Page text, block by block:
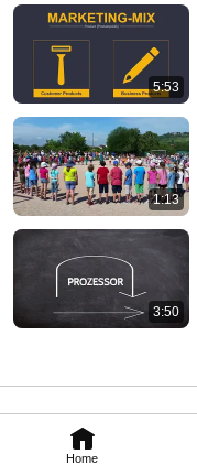
Home
5:53
1:13
3:50